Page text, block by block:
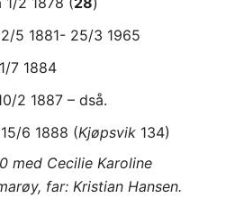
5 1881- 25/3 1965
7 1884
2 1887 – dså.
6 1888 (Kjøpsvik 134)
med Cecilie Karoline
far: Kristian Hansen.